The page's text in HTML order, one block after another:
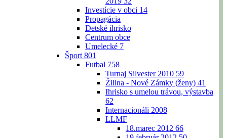
Investície v obci 14
Propagácia
Detské ihrisko
Centrum obce
Umelecké 7
Šport 801
Futbal 758
Turnaj Silvester 2010 59
Žilina - Nové Zámky (ženy) 41
Ihrisko s umelou trávou, výstavba
62
Internacionáli 2008
LLMF
18.marec 2012 66